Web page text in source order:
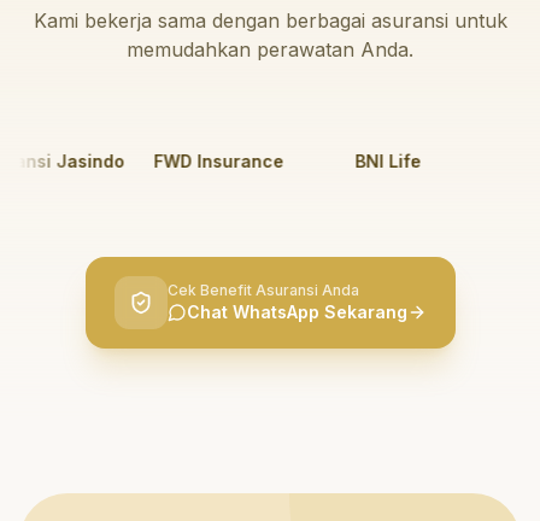
Kami bekerja sama dengan berbagai asuransi untuk
memudahkan perawatan Anda.
Jasindo FWD Insurance BNI Life
Cek Benefit Asuransi Anda
Chat WhatsApp Sekarang